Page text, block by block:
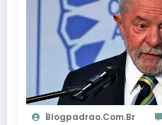
Blogpadrao.com.br